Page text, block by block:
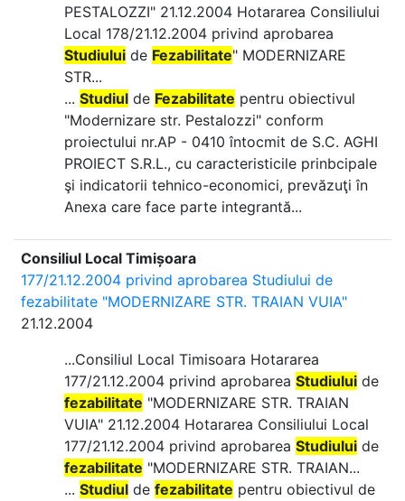
PESTALOZZI" 21.12.2004 Hotararea Consiliului
Local 178/21.12.2004 privind aprobarea
Studiului de Fezabilitate" MODERNIZARE
STR...
... Studiul de Fezabilitate pentru obiectivul
"Modernizare str. Pestalozzi" conform
proiectului nr.AP - 0410 întocmit de S.C. AGHI
PROIECT S.R.L., cu caracteristicile prinbcipale
şi indicatorii tehnico-economici, prevăzuţi în
Anexa care face parte integrantă...
Consiliul Local Timișoara
177/21.12.2004 privind aprobarea Studiului de
fezabilitate "MODERNIZARE STR. TRAIAN VUIA"
21.12.2004
...Consiliul Local Timisoara Hotararea
177/21.12.2004 privind aprobarea Studiului de
fezabilitate "MODERNIZARE STR. TRAIAN
VUIA" 21.12.2004 Hotararea Consiliului Local
177/21.12.2004 privind aprobarea Studiului de
fezabilitate "MODERNIZARE STR. TRAIAN...
... Studiul de fezabilitate pentru obiectivul de